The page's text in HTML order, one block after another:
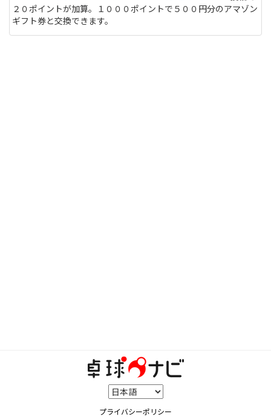
２０ポイントが加算。１０００ポイントで５００円分のアマゾン
ギフト券と交換できます。
プライバシーポリシー